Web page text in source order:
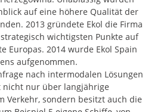
auf eine höhere Qualität der
2013 gründete Ekol die Firma
wichtigsten Punkte auf
Europas. 2014 wurde Ekol Spain
aufgenommen.
nach intermodalen Lösungen
nicht nur über langjährige
Verkehr, sondern besitzt auch die